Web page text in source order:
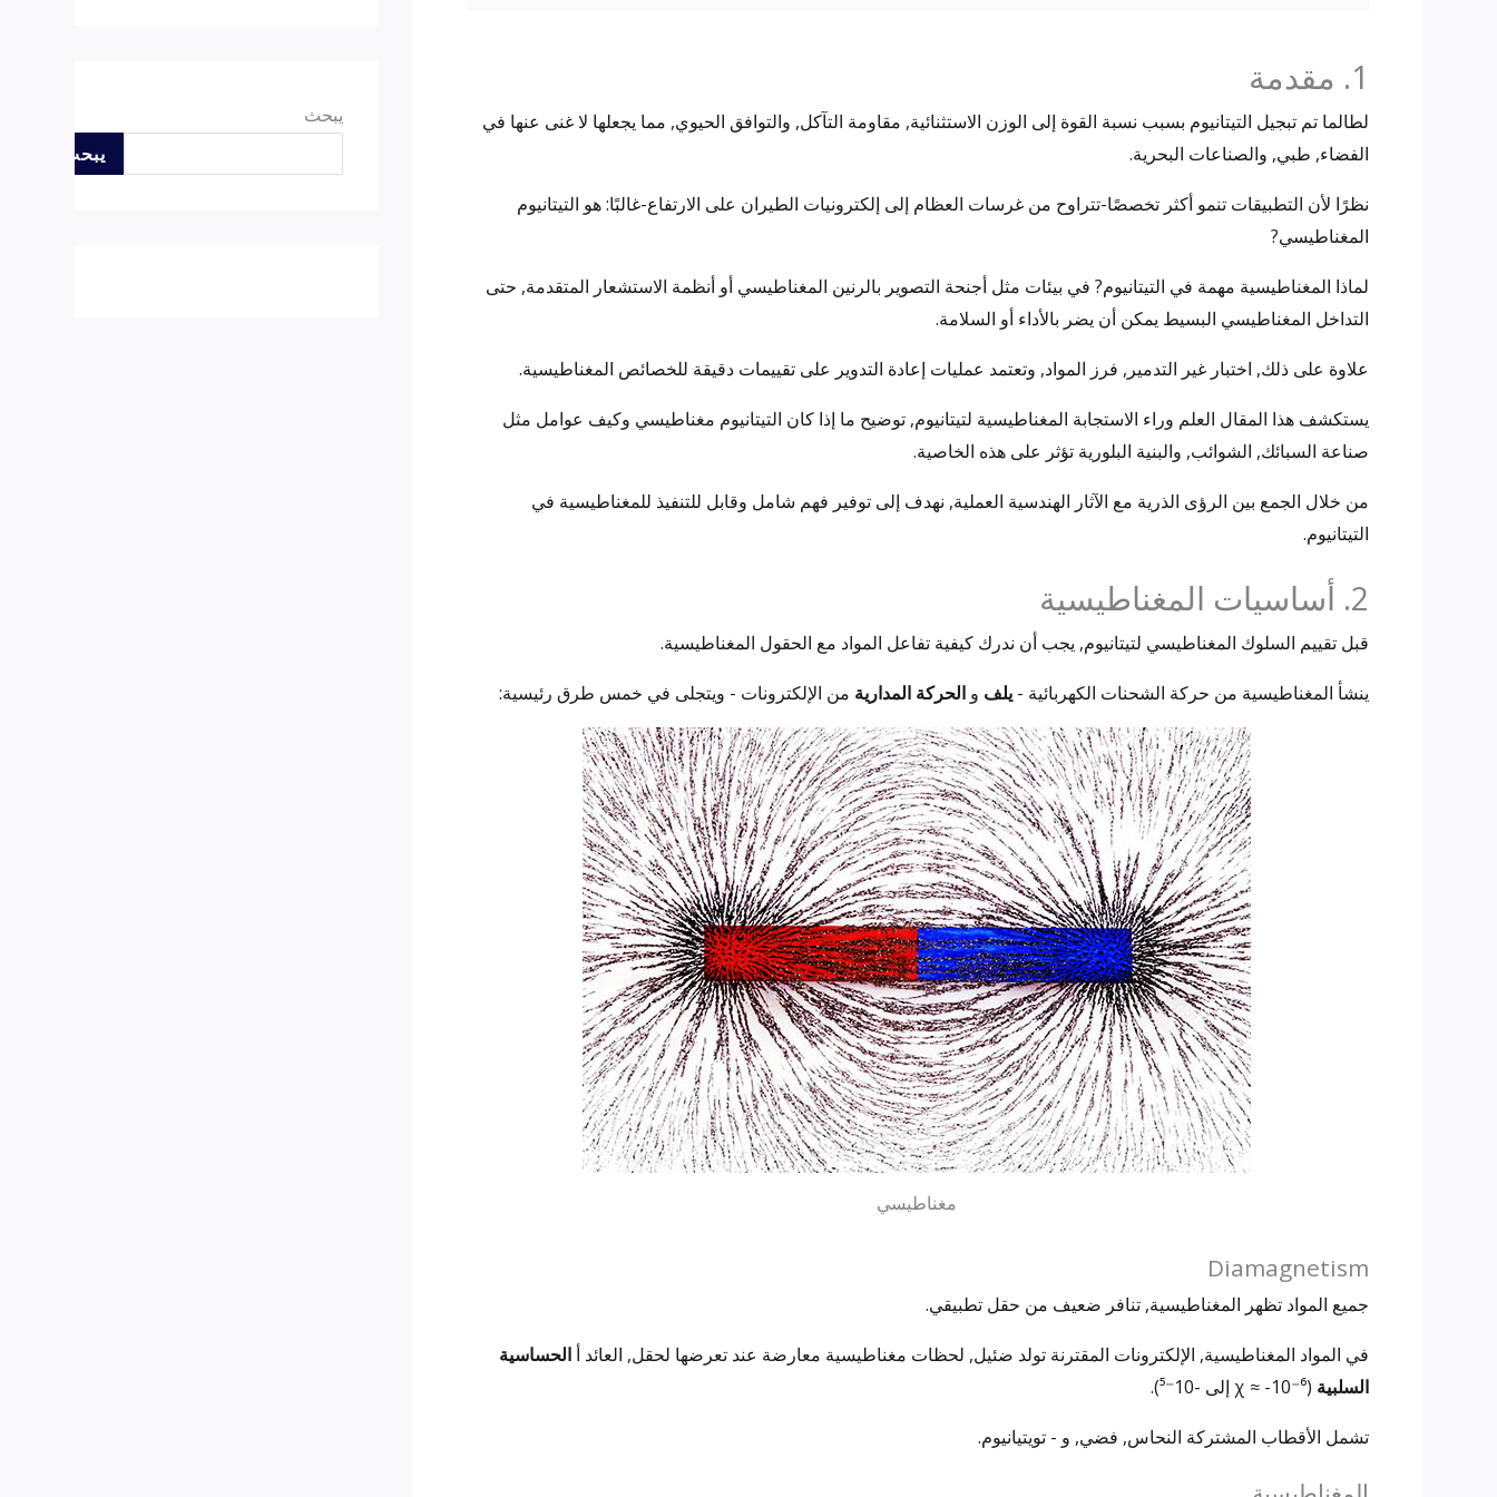
1. مقدمة
لطالما تم تبجيل التيتانيوم بسبب نسبة القوة إلى الوزن الاستثنائية, مقاومة التآكل, والتوافق الحيوي, مما يجعلها لا غنى عنها في
الفضاء, طبي, والصناعات البحرية.
نظرًا لأن التطبيقات تنمو أكثر تخصصًا-تتراوح من غرسات العظام إلى إلكترونيات الطيران على الارتفاع-غالبًا: هو التيتانيوم
المغناطيسي?
لماذا المغناطيسية مهمة في التيتانيوم? في بيئات مثل أجنحة التصوير بالرنين المغناطيسي أو أنظمة الاستشعار المتقدمة, حتى
التداخل المغناطيسي البسيط يمكن أن يضر بالأداء أو السلامة.
علاوة على ذلك, اختبار غير التدمير, فرز المواد, وتعتمد عمليات إعادة التدوير على تقييمات دقيقة للخصائص المغناطيسية.
يستكشف هذا المقال العلم وراء الاستجابة المغناطيسية لتيتانيوم, توضيح ما إذا كان التيتانيوم مغناطيسي وكيف عوامل مثل
صناعة السبائك, الشوائب, والبنية البلورية تؤثر على هذه الخاصية.
من خلال الجمع بين الرؤى الذرية مع الآثار الهندسية العملية, نهدف إلى توفير فهم شامل وقابل للتنفيذ للمغناطيسية في
التيتانيوم.
2. أساسيات المغناطيسية
قبل تقييم السلوك المغناطيسي لتيتانيوم, يجب أن ندرك كيفية تفاعل المواد مع الحقول المغناطيسية.
ينشأ المغناطيسية من حركة الشحنات الكهربائية - يلف و الحركة المدارية من الإلكترونات - ويتجلى في خمس طرق رئيسية:
مغناطيسي
Diamagnetism
جميع المواد تظهر المغناطيسية, تنافر ضعيف من حقل تطبيقي.
في المواد المغناطيسية, الإلكترونات المقترنة تولد ضئيل, لحظات مغناطيسية معارضة عند تعرضها لحقل, العائد أ الحساسية
السلبية (χ ≈ -10⁻⁶ إلى -10⁻⁵).
تشمل الأقطاب المشتركة النحاس, فضي, و - تويتيانيوم.
يبحث
يبحث